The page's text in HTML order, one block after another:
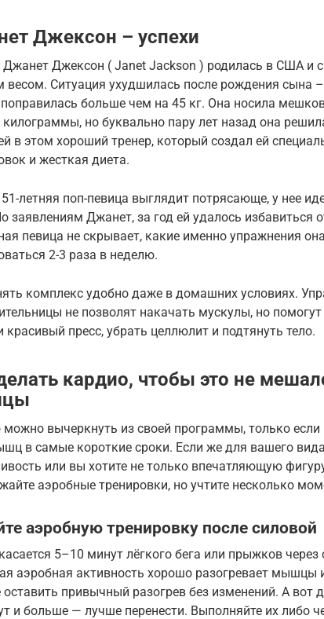
Джексон – успехи
Джанет Джексон ( Janet Jackson ) родилась в США и с
Ситуация ухудшилась после рождения сына
больше чем на 45 кг. Она носила
но буквально пару лет назад она
в этом хороший тренер, который создал ей
и жесткая диета.
летняя поп-певица выглядит потрясающе, у нее
заявлениям Джанет, за год ей удалось избавиться
певица не скрывает, какие именно упражнения
2-3 раза в неделю.
комплекс удобно даже в домашних условиях.
не позволят накачать мускулы, но
красивый пресс, убрать целлюлит и подтянуть тело.
кардио, чтобы это не
вычеркнуть из своей программы, только если
в самые короткие сроки. Если же для вашего
или вы хотите не только впечатляющую
аэробные тренировки, но учтите несколько
аэробную тренировку после силовой
5–10 минут лёгкого бега или прыжков
аэробная активность хорошо разогревает мышцы
привычный разогрев без изменений. А вот
и больше — лучше перенести. Выполняйте их либо